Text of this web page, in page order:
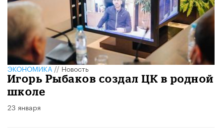
ЭКОНОМИКА//Новость
Игорь Рыбаков создал ЦК в родной
школе
23 января